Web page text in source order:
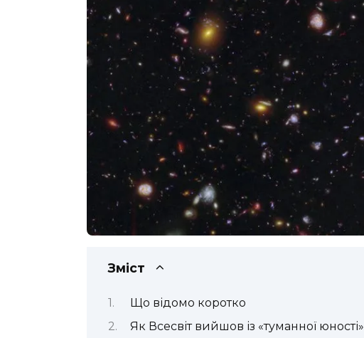
Зміст
Що відомо коротко
Як Всесвіт вийшов із «туманної юності»